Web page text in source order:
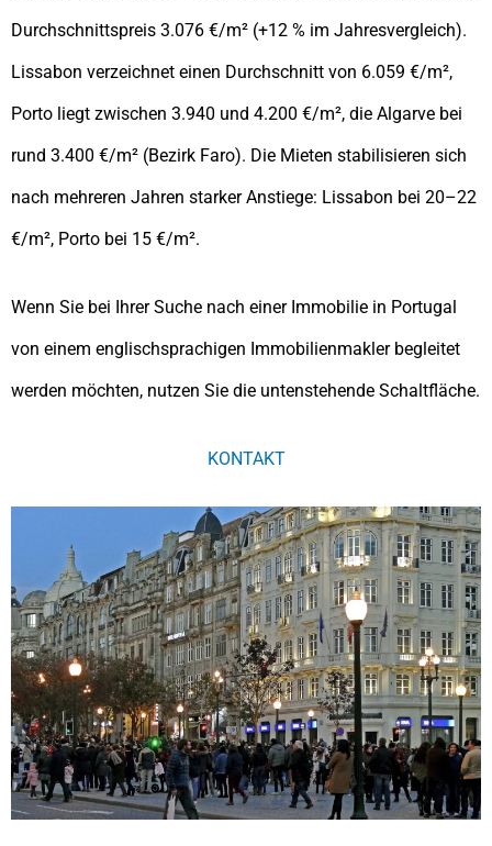
Durchschnittspreis 3.076 €/m² (+12 % im Jahresvergleich).
Lissabon verzeichnet einen Durchschnitt von 6.059 €/m²,
Porto liegt zwischen 3.940 und 4.200 €/m², die Algarve bei
rund 3.400 €/m² (Bezirk Faro). Die Mieten stabilisieren sich
nach mehreren Jahren starker Anstiege: Lissabon bei 20–22
€/m², Porto bei 15 €/m².
Wenn Sie bei Ihrer Suche nach einer Immobilie in Portugal
von einem englischsprachigen Immobilienmakler begleitet
werden möchten, nutzen Sie die untenstehende Schaltfläche.
KONTAKT